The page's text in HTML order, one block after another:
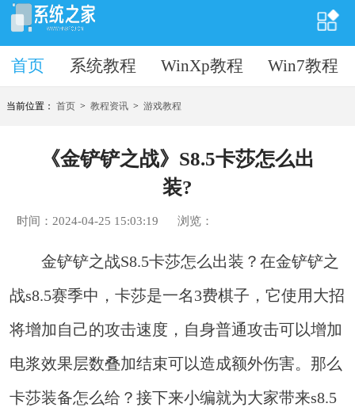
首页 系统教程 WinXp教程 Win7教程
首页
当前位置：首页 >教程资讯 >游戏教程
《金铲铲之战》S8.5卡莎怎么出
装?
时间：2024-04-25 15:03:19 浏览：
金铲铲之战S8.5卡莎怎么出装？在金铲铲之
战s8.5赛季中，卡莎是一名3费棋子，它使用大招
将增加自己的攻击速度，自身普通攻击可以增加
电浆效果层数叠加结束可以造成额外伤害。那么
卡莎装备怎么给？接下来小编就为大家带来s8.5